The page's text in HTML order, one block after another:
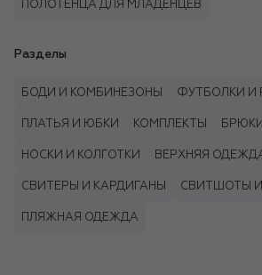
ПОЛОТЕНЦА ДЛЯ МЛАДЕНЦЕВ
Разделы
БОДИ И КОМБИНЕЗОНЫ ФУТБОЛКИ И
ПЛАТЬЯ И ЮБКИ КОМПЛЕКТЫ
НОСКИ И КОЛГОТКИ ВЕРХНЯЯ
СВИТЕРЫ И КАРДИГАНЫ СВИТШОТЫ И
ПЛЯЖНАЯ ОДЕЖДА